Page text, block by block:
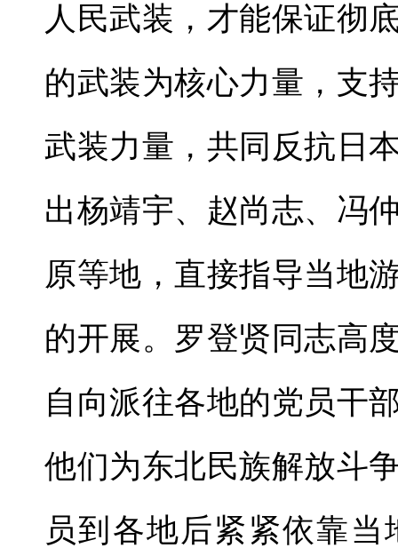
人民武装，才能保证彻
的武装为核心力量，支
武装力量，共同反抗日
出杨靖宇、赵尚志、冯
原等地，直接指导当地
的开展。罗登贤同志高
自向派往各地的党员干
他们为东北民族解放斗
员到各地后紧紧依靠